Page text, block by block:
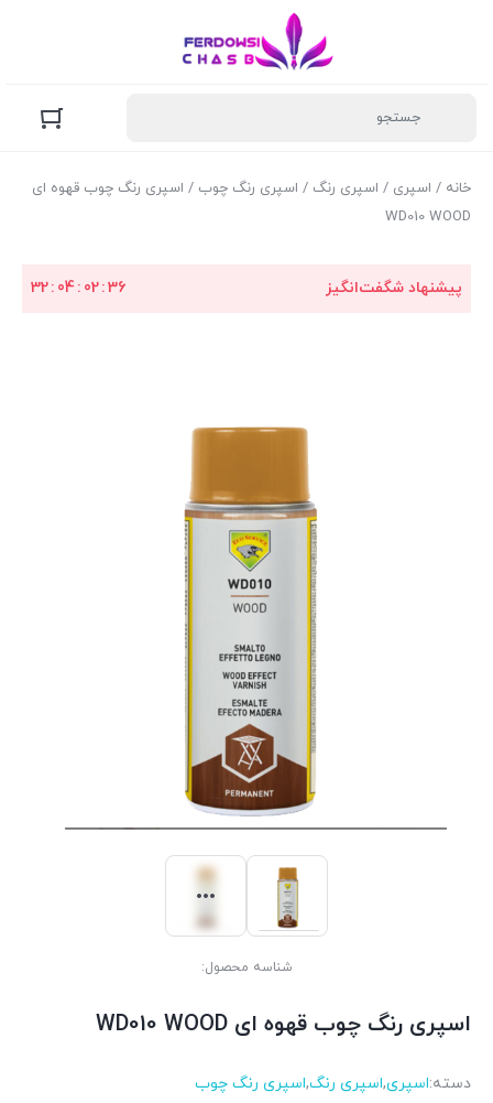
خانه / اسپری / اسپری رنگ / اسپری رنگ چوب / اسپری رنگ چوب قهوه ای
WD010 WOOD
پیشنهاد شگفت‌انگیز 32: 04: 02:35
شناسه محصول:
اسپری رنگ چوب قهوه ای WD010 WOOD
دسته:اسپری,اسپری رنگ,اسپری رنگ چوب